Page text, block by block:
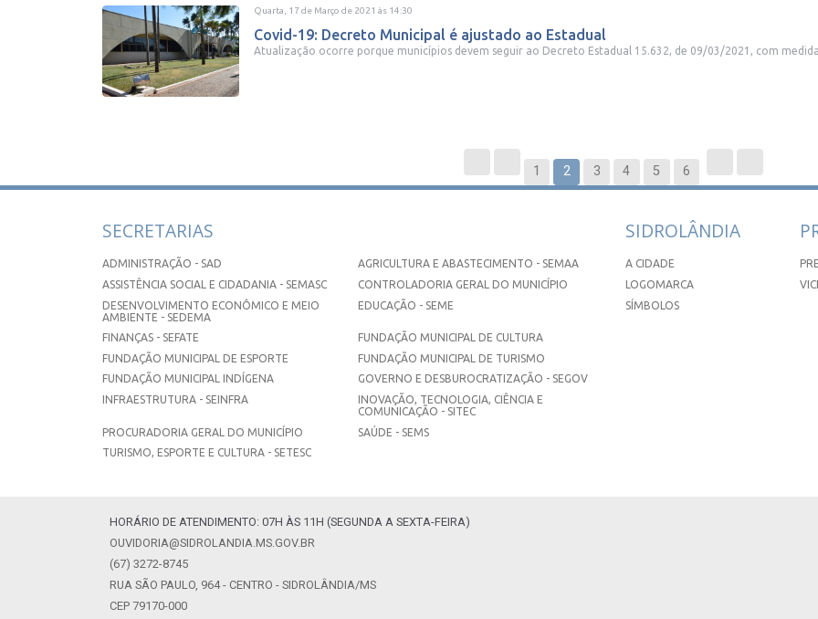
Quarta, 17 de Março de 2021 às 14:30
Covid-19: Decreto Municipal é ajustado ao Estadual
Atualização ocorre porque municípios devem seguir ao Decreto Estadual 15.632, de 09/03/2021, com
1 2 3 4 5 6
SECRETARIAS
ADMINISTRAÇÃO - SAD
AGRICULTURA E ABASTECIMENTO - SEMAA
ASSISTÊNCIA SOCIAL E CIDADANIA - SEMASC
CONTROLADORIA GERAL DO MUNICÍPIO
DESENVOLVIMENTO ECONÔMICO E MEIO
AMBIENTE - SEDEMA
EDUCAÇÃO - SEME
FINANÇAS - SEFATE
FUNDAÇÃO MUNICIPAL DE CULTURA
FUNDAÇÃO MUNICIPAL DE ESPORTE
FUNDAÇÃO MUNICIPAL DE TURISMO
FUNDAÇÃO MUNICIPAL INDÍGENA
GOVERNO E DESBUROCRATIZAÇÃO - SEGOV
INFRAESTRUTURA - SEINFRA
INOVAÇÃO, TECNOLOGIA, CIÊNCIA E
COMUNICAÇÃO - SITEC
PROCURADORIA GERAL DO MUNICÍPIO
SAÚDE - SEMS
TURISMO, ESPORTE E CULTURA - SETESC
SIDROLÂNDIA
A CIDADE
LOGOMARCA
SÍMBOLOS
HORÁRIO DE ATENDIMENTO: 07H ÀS 11H (SEGUNDA A SEXTA-FEIRA)
OUVIDORIA@SIDROLANDIA.MS.GOV.BR
(67) 3272-8745
RUA SÃO PAULO, 964 - CENTRO - SIDROLÂNDIA/MS
CEP 79170-000